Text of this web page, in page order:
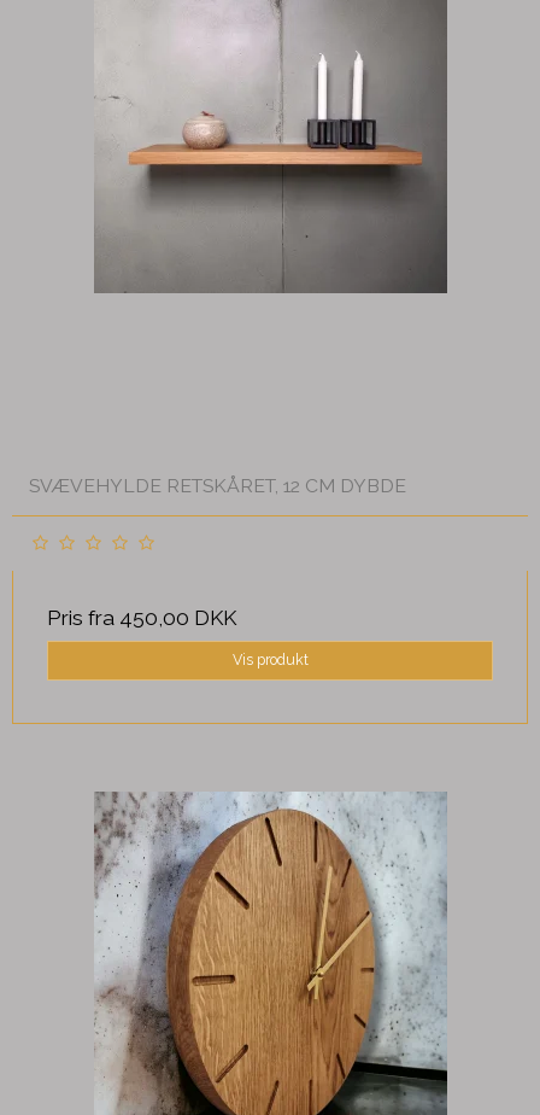
SVÆVEHYLDE RETSKÅRET, 12 CM DYBDE
Pris fra 450,00 DKK
Vis produkt